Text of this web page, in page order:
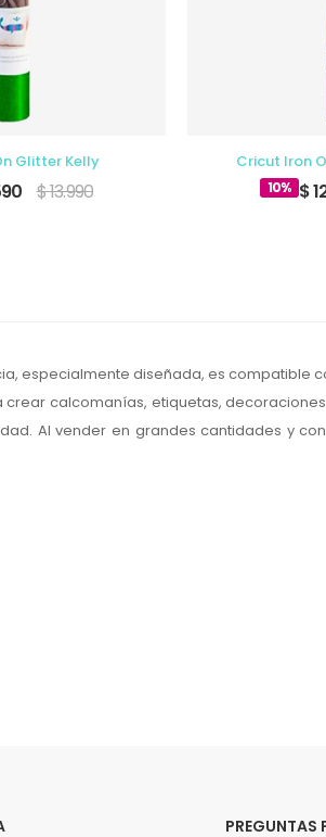
Glitter Kelly
$ 13.990
Cricut Iron
10% $
especialmente diseñada, es compatible
calcomanías, etiquetas,
Al vender en grandes cantidades y
PREGUNTAS